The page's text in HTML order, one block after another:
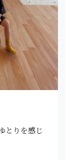
とりを感じ